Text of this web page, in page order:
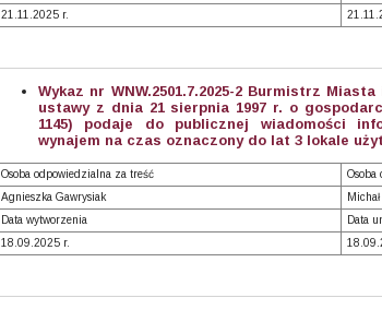
21.11.2025 r.
Wykaz nr WNW.2501.7.2025-2 Burmistrz
ustawy z dnia 21 sierpnia 1997 r. o
1145) podaje do publicznej wiadomości
wynajem na czas oznaczony do lat 3 lokale
Osoba odpowiedzialna za treść
Osoba
Agnieszka Gawrysiak
Data wytworzenia
Data
18.09.2025 r.